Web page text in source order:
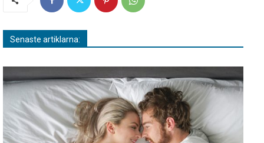
Senaste artiklarna: